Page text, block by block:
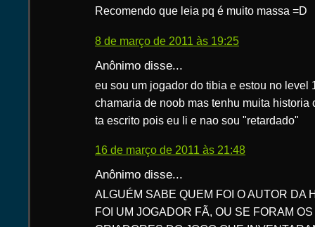
Recomendo que leia pq é muito massa =D
8 de março de 2011 às 19:25
Anônimo disse...
eu sou um jogador do tibia e estou no level
chamaria de noob mas tenhu muita historia
ta escrito pois eu li e nao sou "retardado"
16 de março de 2011 às 21:48
Anônimo disse...
ALGUÉM SABE QUEM FOI O AUTOR DA
FOI UM JOGADOR FÃ, OU SE FORAM